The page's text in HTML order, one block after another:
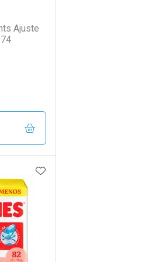
Ajuste
FECHAR
FECHAR
ADICIONAR AOS